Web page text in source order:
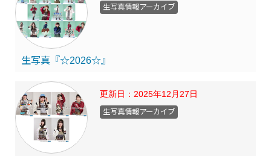
生写真『☆2026☆』
生写真情報アーカイブ
更新日： 2025年12月27日
生写真情報アーカイブ